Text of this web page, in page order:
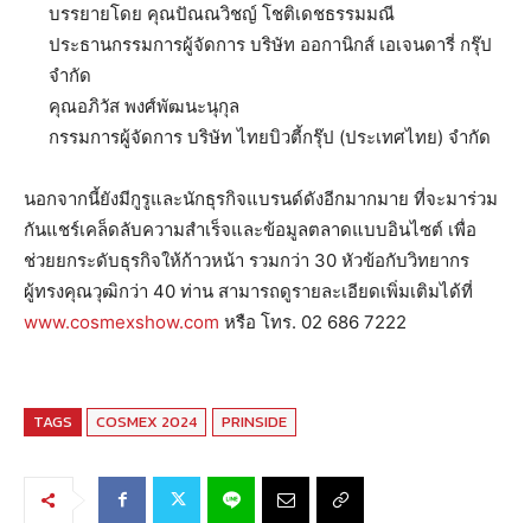
บรรยายโดย คุณปัณณวิชญ์ โชติเดชธรรมมณี
ประธานกรรมการผู้จัดการ บริษัท ออกานิกส์ เอเจนดารี่ กรุ๊ป
จำกัด
คุณอภิวัส พงศ์พัฒนะนุกุล
กรรมการผู้จัดการ บริษัท ไทยบิวตี้กรุ๊ป (ประเทศไทย) จำกัด
นอกจากนี้ยังมีกูรูและนักธุรกิจแบรนด์ดังอีกมากมาย ที่จะมาร่วม
กันแชร์เคล็ดลับความสำเร็จและข้อมูลตลาดแบบอินไซต์ เพื่อ
ช่วยยกระดับธุรกิจให้ก้าวหน้า รวมกว่า 30 หัวข้อกับวิทยากร
ผู้ทรงคุณวุฒิกว่า 40 ท่าน สามารถดูรายละเอียดเพิ่มเติมได้ที่
www.cosmexshow.com หรือ โทร. 02 686 7222
TAGS COSMEX 2024 PRINSIDE